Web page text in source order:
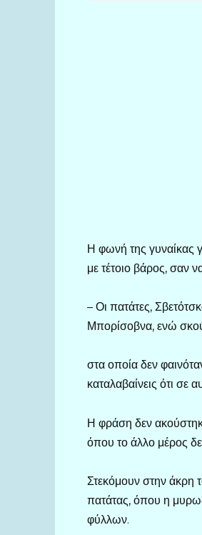
Η φωνή της γυναίκας
με τέτοιο βάρος, σαν
– Οι πατάτες,
Μπορίσοβνα, ενώ
στα οποία δεν
καταλαβαίνεις ότι σε
Η φράση δεν
όπου το άλλο μέρος
Στεκόμουν στην άκρη
πατάτας, όπου η
φύλλων.